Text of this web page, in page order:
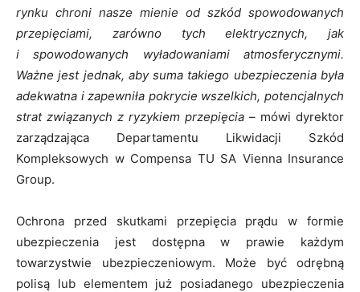
rynku chroni nasze mienie od szkód spowodowanych
przepięciami, zarówno tych elektrycznych, jak
i spowodowanych wyładowaniami atmosferycznymi.
Ważne jest jednak, aby suma takiego ubezpieczenia była
adekwatna i zapewniła pokrycie wszelkich, potencjalnych
strat związanych z ryzykiem przepięcia – mówi dyrektor
zarządzająca Departamentu Likwidacji Szkód
Kompleksowych w Compensa TU SA Vienna Insurance
Group.
Ochrona przed skutkami przepięcia prądu w formie
ubezpieczenia jest dostępna w prawie każdym
towarzystwie ubezpieczeniowym. Może być odrębną
polisą lub elementem już posiadanego ubezpieczenia